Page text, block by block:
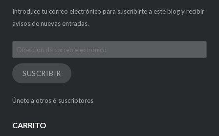
Introduce tu correo electrónico para suscribirte a este blog y recibir
avisos de nuevas entradas.
Dirección
de
correo
electrónico
SUSCRIBIR
Únete a otros 6 suscriptores
CARRITO